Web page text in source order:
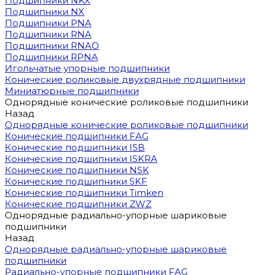
Подшипники NX
Подшипники PNA
Подшипники RNA
Подшипники RNAO
Подшипники RPNA
Игольчатые упорные подшипники
Конические роликовые двухрядные подшипники
Миниатюрные подшипники
Однорядные конические роликовые подшипники
Назад
Однорядные конические роликовые подшипники
Конические подшипники FAG
Конические подшипники ISB
Конические подшипники ISKRA
Конические подшипники NSK
Конические подшипники SKF
Конические подшипники Timken
Конические подшипники ZWZ
Однорядные радиально-упорные шариковые
подшипники
Назад
Однорядные радиально-упорные шариковые
подшипники
Радиально-упорные подшипники FAG